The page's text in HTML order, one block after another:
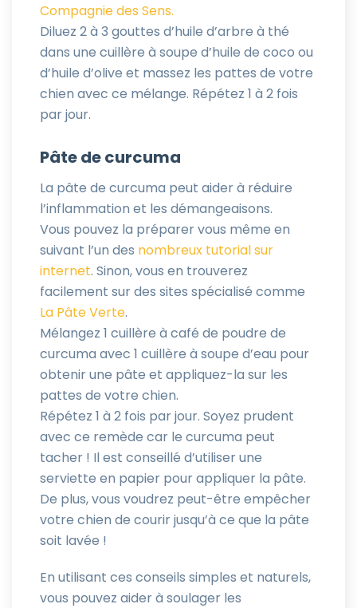
Compagnie des Sens.
Diluez 2 à 3 gouttes d’huile d’arbre à thé
dans une cuillère à soupe d’huile de coco ou
d’huile d’olive et massez les pattes de votre
chien avec ce mélange. Répétez 1 à 2 fois
par jour.
Pâte de curcuma
La pâte de curcuma peut aider à réduire
l’inflammation et les démangeaisons.
Vous pouvez la préparer vous même en
suivant l’un des nombreux tutorial sur
internet. Sinon, vous en trouverez
facilement sur des sites spécialisé comme
La Pâte Verte.
Mélangez 1 cuillère à café de poudre de
curcuma avec 1 cuillère à soupe d’eau pour
obtenir une pâte et appliquez-la sur les
pattes de votre chien.
Répétez 1 à 2 fois par jour. Soyez prudent
avec ce remède car le curcuma peut
tacher ! Il est conseillé d’utiliser une
serviette en papier pour appliquer la pâte.
De plus, vous voudrez peut-être empêcher
votre chien de courir jusqu’à ce que la pâte
soit lavée !
En utilisant ces conseils simples et naturels,
vous pouvez aider à soulager les